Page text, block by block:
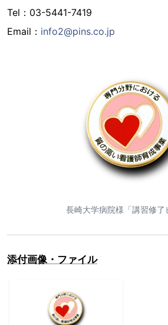
Tel：03-5441-7419
Email： info2@pins.co.jp
長崎大学病院様「講習修了
添付画像・ファイル